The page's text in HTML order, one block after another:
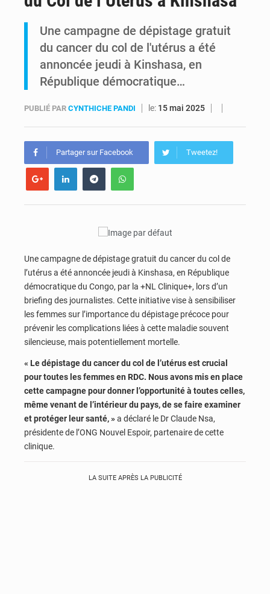
Shadary et Minaku enfin transférés à l’auditorat militaire après 200 jours d’opacité
Une campagne de dépistage gratuit
du cancer du col de l'utérus a été
annoncée jeudi à Kinshasa, en
République démocratique…
PUBLIÉ PAR CYNTHICHE PANDI le: 15 mai 2025
Partager sur Facebook Tweetez!
Une campagne de dépistage gratuit du cancer du col de
l’utérus a été annoncée jeudi à Kinshasa, en République
démocratique du Congo, par la +NL Clinique+, lors d’un
briefing des journalistes. Cette initiative vise à sensibiliser
les femmes sur l’importance du dépistage précoce pour
prévenir les complications liées à cette maladie souvent
silencieuse, mais potentiellement mortelle.
« Le dépistage du cancer du col de l’utérus est crucial
pour toutes les femmes en RDC. Nous avons mis en place
cette campagne pour donner l’opportunité à toutes celles,
même venant de l’intérieur du pays, de se faire examiner
et protéger leur santé, »a déclaré le Dr Claude Nsa,
présidente de l’ONG Nouvel Espoir, partenaire de cette
clinique.
LA SUITE APRÈS LA PUBLICITÉ